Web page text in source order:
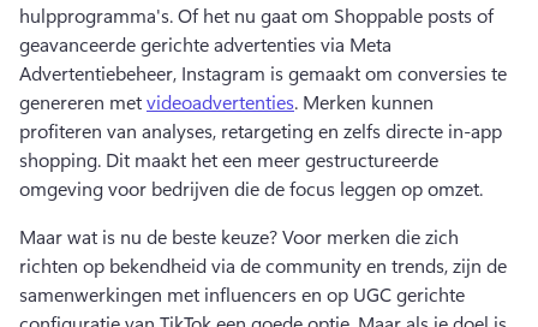
hulpprogramma's. Of het nu gaat om Shoppable posts of
geavanceerde gerichte advertenties via Meta
Advertentiebeheer, Instagram is gemaakt om conversies te
genereren met videoadvertenties. Merken kunnen
profiteren van analyses, retargeting en zelfs directe in-app
shopping. Dit maakt het een meer gestructureerde
omgeving voor bedrijven die de focus leggen op omzet.
Maar wat is nu de beste keuze? Voor merken die zich
richten op bekendheid via de community en trends, zijn de
samenwerkingen met influencers en op UGC gerichte